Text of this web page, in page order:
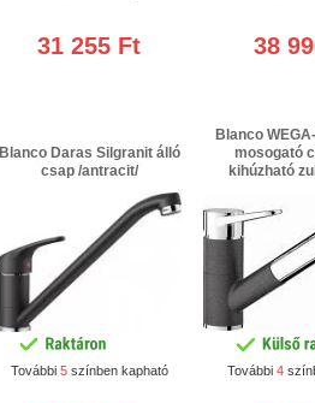
31 255 Ft 38
Blanco Daras Silgranit álló
csap /antracit/
További 5színben kapható
Blanco
mosogató
kihúzható
felső karos /
jótállás + 2
További 4